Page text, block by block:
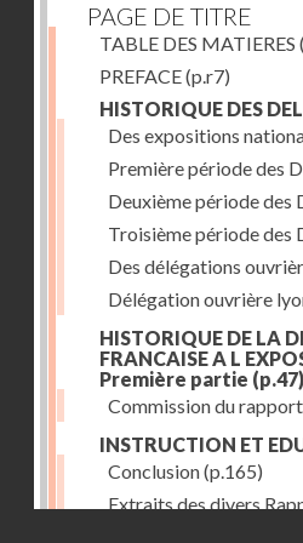
PAGE DE TITRE
TABLE DES MATIERES
PREFACE(p.r7)
HISTORIQUE DES
Des expositions
Première période des
Deuxième période des
Troisième période des
Des délégations
Délégation ouvrière
HISTORIQUE DE LA
FRANCAISE A L
Première partie (p.47)
Commission du
INSTRUCTION ET
Conclusion(p.165)
Extraits des divers